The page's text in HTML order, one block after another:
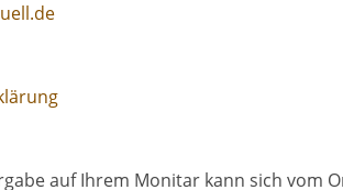
auf Ihrem Monitar kann sich vom